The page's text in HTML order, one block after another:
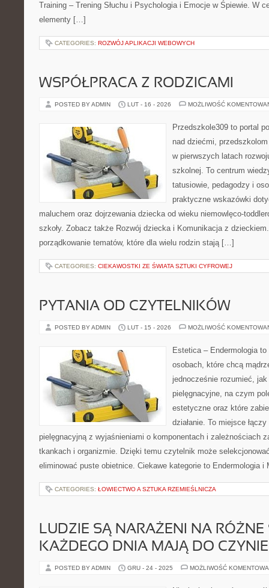
Training – Trening Słuchu i Psychologia i Emocje w Śpiewie. W
elementy […]
CATEGORIES: ROZWÓJ APLIKACJI WEBOWYCH
WSPÓŁPRACA Z RODZICAMI
POSTED BY ADMIN LUT - 16 - 2026 MOŻLIWOŚĆ
Przedszkole309 to portal
nad dziećmi,
w pierwszych latach
szkolnej. To centrum
tatusiowie, pedagodzy i
praktyczne wskazówki
maluchem oraz dojrzewania dziecka od wieku niemowlęco-
szkoły. Zobacz także Rozwój dziecka i Komunikacja z
porządkowanie tematów, które dla wielu rodzin stają […]
CATEGORIES: CIEKAWOSTKI ZE ŚWIATA SZTUKI CYFROWEJ
PYTANIA OD CZYTELNIKÓW
POSTED BY ADMIN LUT - 15 - 2026 MOŻLIWOŚĆ
Estetica – Endermologia
osobach, które chcą
jednocześnie rozumieć, jak
pielęgnacyjne, na czym
estetyczne oraz które
działanie. To miejsce
pielęgnacyjną z wyjaśnieniami o komponentach i zależnościach
tkankach i organizmie. Dzięki temu czytelnik może
eliminować puste obietnice. Ciekawe kategorie to Endermologia
CATEGORIES: ŁOWIECTWO A SZTUKA RZEMIEŚLNICZA
LUDZIE SĄ NARAŻENI NA RÓŻNE
KAŻDEGO DNIA MAJĄ DO
POSTED BY ADMIN GRU - 24 - 2025 MOŻLIWOŚĆ